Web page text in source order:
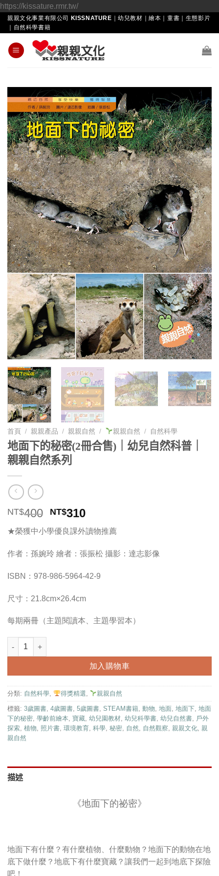
https://kissature.rmr.tw/Skip
to
親親文化事業有限公司 KISSNATURE｜幼兒教材｜繪本｜童書｜生態影片
｜自然科學書籍
首頁 / 親親產品 / 親親自然 / 親親自然 / 自然科學
地面下的秘密(2冊合售)｜幼兒自然科普｜
親親自然系列
NT$400 原
始
價
格：
NT$400。
NT$310目
前
價
格：
NT$310。
★榮獲中小學優良課外讀物推薦
作者：孫婉玲 繪者：張振松 攝影：達志影像
ISBN：978-986-5964-42-9
尺寸：21.8cm×26.4cm
每期兩冊（主題閱讀本、主題學習本）
地面下的秘密(2冊合售)｜幼兒自然科普｜親親自然系列 數量
加入購物車
分類: 自然科學, 得獎精選, 親親自然
標籤: 3歲圖書, 4歲圖書, 5歲圖書, STEAM書籍, 動物, 地面, 地面下, 地面
下的秘密, 學齡前繪本, 寶藏, 幼兒園教材, 幼兒科學書, 幼兒自然書, 戶外
探索, 植物, 照片書, 環境教育, 科學, 秘密, 自然, 自然觀察, 親親文化, 親
親自然
描述
《地面下的祕密》
地面下有什麼？有什麼植物、什麼動物？地面下的動物在地
底下做什麼？地底下有什麼寶藏？讓我們一起到地底下探險
吧！